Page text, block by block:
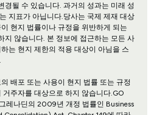
경될 수 있습니다. 과거의 성과는 미래 성
지표가 아닙니다.당사는 국제 제재 대상
현지 법률이나 규정을 위반하게 되는
지 않습니다. 본 정보에 접근하는 모든 사
는 현지 제한의 적용 대상이 아님을 스
배포 또는 사용이 현지 법률 또는 규정
주자를 대상으로 하지 않습니다.GO
레나딘의 2009년 개정 법률인 Business